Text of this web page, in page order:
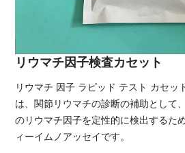
リウマチ因子検査カセット
リウマチ 因子 ラピッド テスト カセッ
は、関節リウマチの診断の補助として
のリウマチ因子を定性的に検出するた
ィーイムノアッセイです。